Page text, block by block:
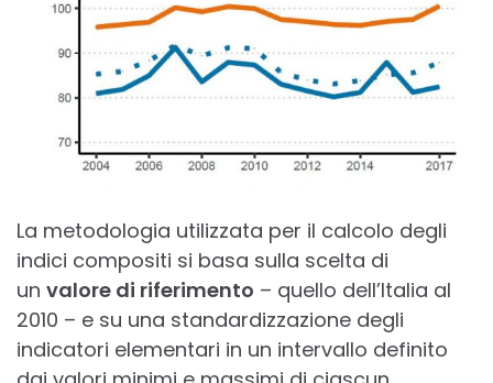
La metodologia utilizzata per il calcolo degli
indici compositi si basa sulla scelta di
un valore di riferimento – quello dell’Italia al
2010 – e su una standardizzazione degli
indicatori elementari in un intervallo definito